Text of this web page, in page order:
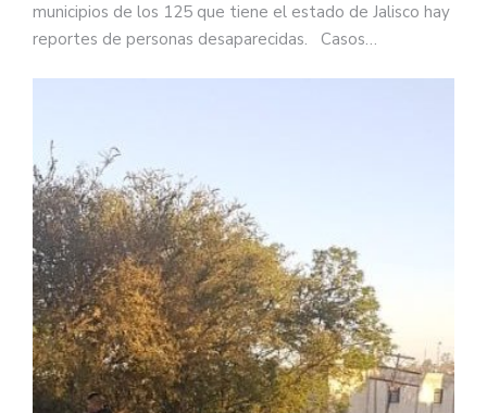
municipios de los 125 que tiene el estado de Jalisco hay
reportes de personas desaparecidas. Casos…